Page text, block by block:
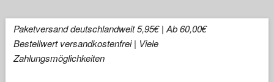
Skip
content
Paketversand deutschlandweit 5,95€ | Ab 60,00€
Bestellwert versandkostenfrei | Viele
Zahlungsmöglichkeiten